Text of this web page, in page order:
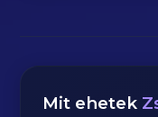
Mit ehetek